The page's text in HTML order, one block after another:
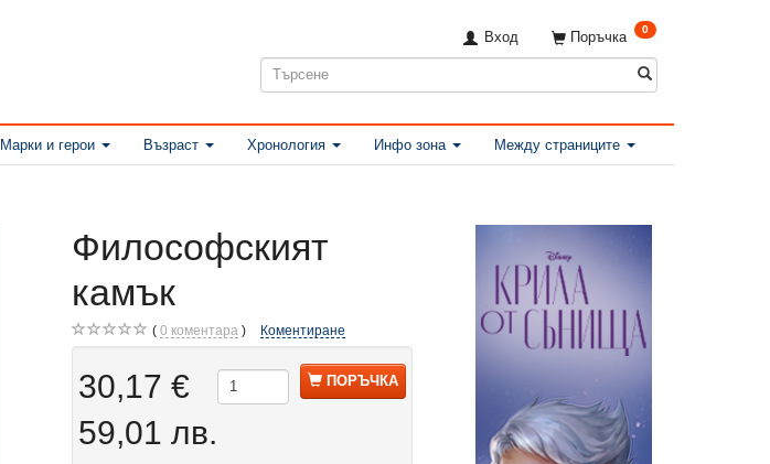
Поръчка 0
Вход
Марки и герои Възраст Хронология Инфо зона Между страниците
Философският
камък
0 коментара Коментиране
30,17 €
59,01 лв.
ПОРЪЧКА